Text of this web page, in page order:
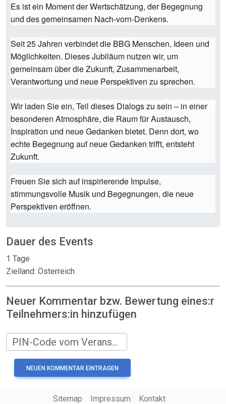
Es ist ein Moment der Wertschätzung, der Begegnung
und des gemeinsamen Nach-vorn-Denkens.
Seit 25 Jahren verbindet die BBG Menschen, Ideen und
Möglichkeiten. Dieses Jubiläum nutzen wir, um
gemeinsam über die Zukunft, Zusammenarbeit,
Verantwortung und neue Perspektiven zu sprechen.
Wir laden Sie ein, Teil dieses Dialogs zu sein – in einer
besonderen Atmosphäre, die Raum für Austausch,
Inspiration und neue Gedanken bietet. Denn dort, wo
echte Begegnung auf neue Gedanken trifft, entsteht
Zukunft.
Freuen Sie sich auf inspirierende Impulse,
stimmungsvolle Musik und Begegnungen, die neue
Perspektiven eröffnen.
Dauer des Events
1 Tage
Zielland: Österreich
Neuer Kommentar bzw. Bewertung eines:r
Teilnehmers:in hinzufügen
PIN-Code vom Veranstalter
Sitemap Impressum Kontakt